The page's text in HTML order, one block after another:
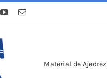
Material de Ajedrez